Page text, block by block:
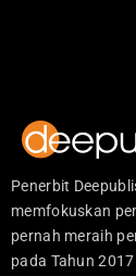
Penerbit
memfokuskan
pernah meraih
pada Tahun